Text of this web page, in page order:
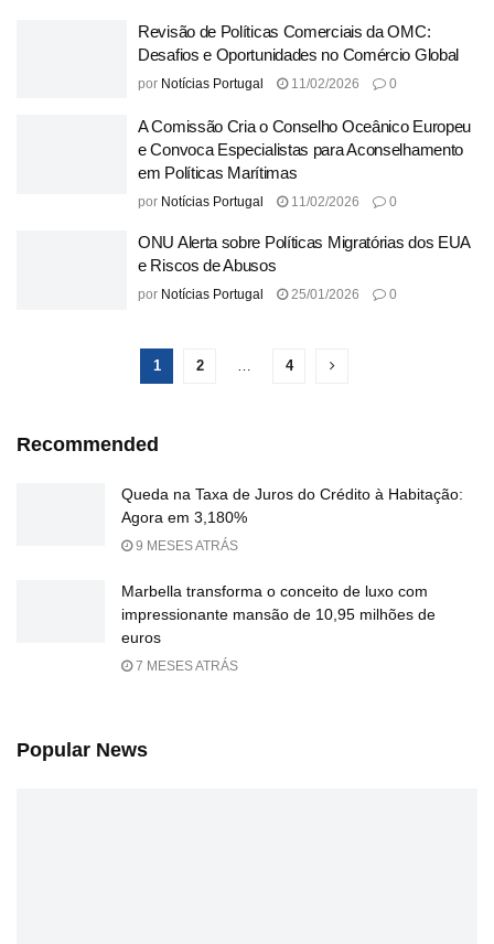
Revisão de Políticas Comerciais da OMC:
Desafios e Oportunidades no Comércio Global
por Notícias Portugal 11/02/2026 0
A Comissão Cria o Conselho Oceânico Europeu
e Convoca Especialistas para Aconselhamento
em Políticas Marítimas
por Notícias Portugal 11/02/2026 0
ONU Alerta sobre Políticas Migratórias dos EUA
e Riscos de Abusos
por Notícias Portugal 25/01/2026 0
1 2 4
Recommended
Queda na Taxa de Juros do Crédito à Habitação:
Agora em 3,180%
9 MESES ATRÁS
Marbella transforma o conceito de luxo com
impressionante mansão de 10,95 milhões de
euros
7 MESES ATRÁS
Popular News